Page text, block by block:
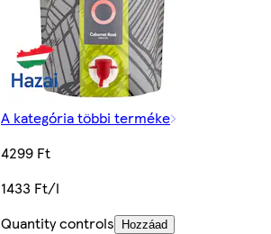
A kategória többi terméke
4299 Ft
1433 Ft/l
Quantity controls
Hozzáad